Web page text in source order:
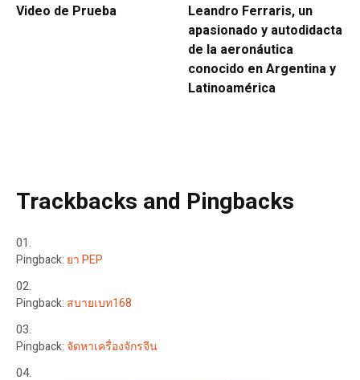
Video de Prueba
Leandro Ferraris, un
apasionado y autodidacta
de la aeronáutica
conocido en Argentina y
Latinoamérica
Trackbacks and Pingbacks
Pingback: ยา PEP
Pingback: สบายเบท168
Pingback:จัดหาเครื่องจักรจีน